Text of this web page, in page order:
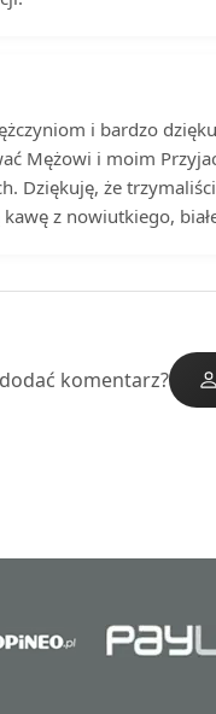
i bardzo
Mężowi i moim
Dziękuję, że
z nowiutkiego,
komentarz?